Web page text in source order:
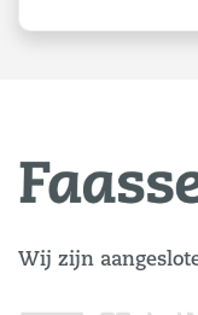
Wij zijn